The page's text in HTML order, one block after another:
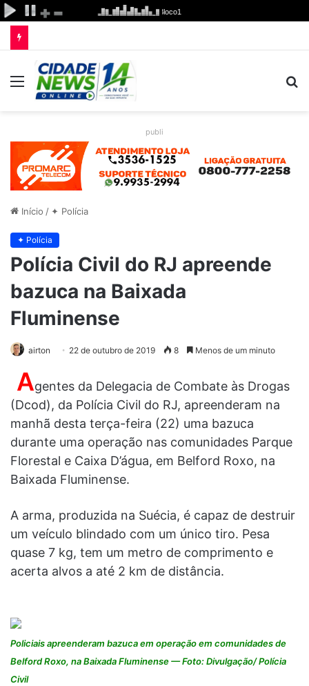
Menu
publi
Início / ✦ Polícia
✦ Polícia
Polícia Civil do RJ apreende
bazuca na Baixada
Fluminense
airton 22 de outubro de 2019 8 Menos de um minuto
Agentes da Delegacia de Combate às Drogas
(Dcod), da Polícia Civil do RJ, apreenderam na
manhã desta terça-feira (22) uma bazuca
durante uma operação nas comunidades Parque
Florestal e Caixa D’água, em Belford Roxo, na
Baixada Fluminense.
A arma, produzida na Suécia, é capaz de destruir
um veículo blindado com um único tiro. Pesa
quase 7 kg, tem um metro de comprimento e
acerta alvos a até 2 km de distância.
Policiais apreenderam bazuca em operação em comunidades de
Belford Roxo, na Baixada Fluminense — Foto: Divulgação/ Polícia
Civil